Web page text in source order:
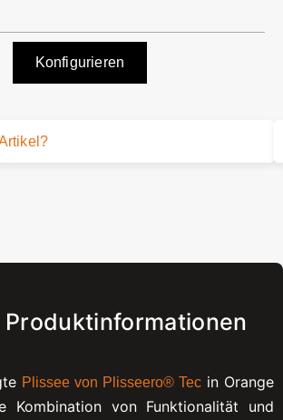
Konfigurieren
Plissee von Plisseero® Tec in Orange
Kombination von Funktionalität und